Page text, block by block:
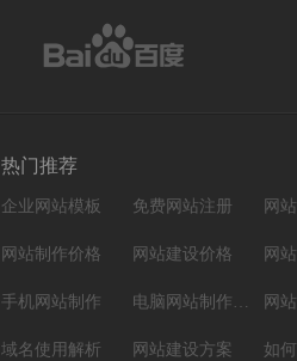
热门推荐
企业网站模板 免费网站注册 网
网站制作价格 网站建设价格 网
手机网站制作 电脑网站制作设计 网
域名使用解析 网站建设方案 如